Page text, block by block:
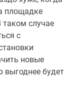
площадке
таком случае
с
новые
выгоднее будет